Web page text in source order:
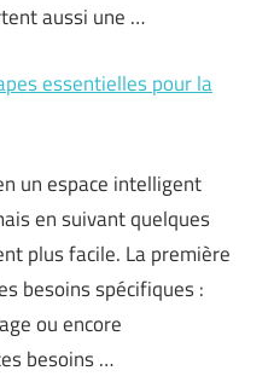
aussi une …
essentielles pour la
un espace intelligent
en suivant quelques
plus facile. La première
besoins spécifiques :
ou encore
besoins …